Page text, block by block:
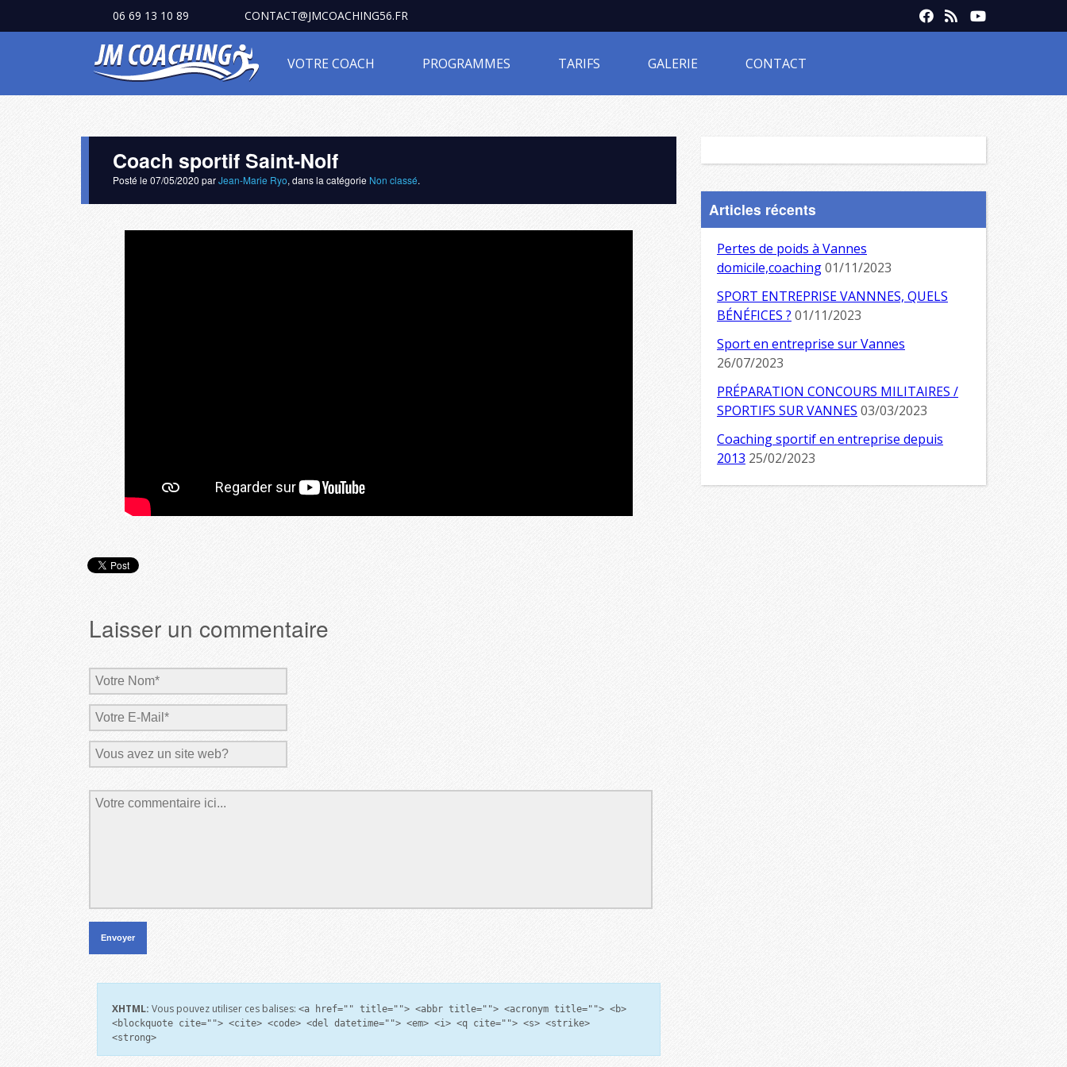
06 69 13 10 89 CONTACT@JMCOACHING56.FR
VOTRE COACH PROGRAMMES TARIFS GALERIE CONTACT
Coach sportif Saint-Nolf
Posté le 07/05/2020 parJean-Marie Ryo, dans la catégorie Non classé.
Laisser un commentaire
XHTML: Vous pouvez utiliser ces balises: <a href="" title=""> <abbr title=""> <acronym title=""> <b>
<blockquote cite=""> <cite> <code> <del datetime=""> <em> <i> <q cite=""> <s> <strike>
<strong>
Articles récents
Pertes de poids à Vannes
domicile,coaching01/11/2023
SPORT ENTREPRISE VANNNES, QUELS
BÉNÉFICES ? 01/11/2023
Sport en entreprise sur Vannes
26/07/2023
PRÉPARATION CONCOURS MILITAIRES /
SPORTIFS SUR VANNES 03/03/2023
Coaching sportif en entreprise depuis
2013 25/02/2023